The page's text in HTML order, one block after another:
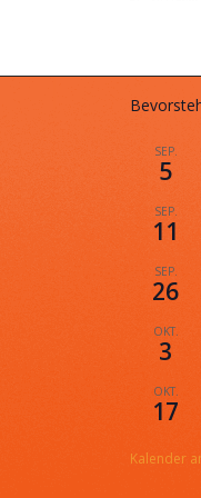
SEP.
5
SEP.
11
SEP.
26
OKT.
3
OKT.
17
Kalender